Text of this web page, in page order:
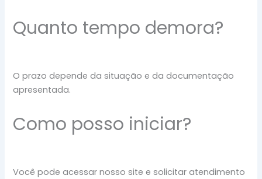
Quanto tempo demora?
O prazo depende da situação e da documentação
apresentada.
Como posso iniciar?
Você pode acessar nosso site e solicitar atendimento